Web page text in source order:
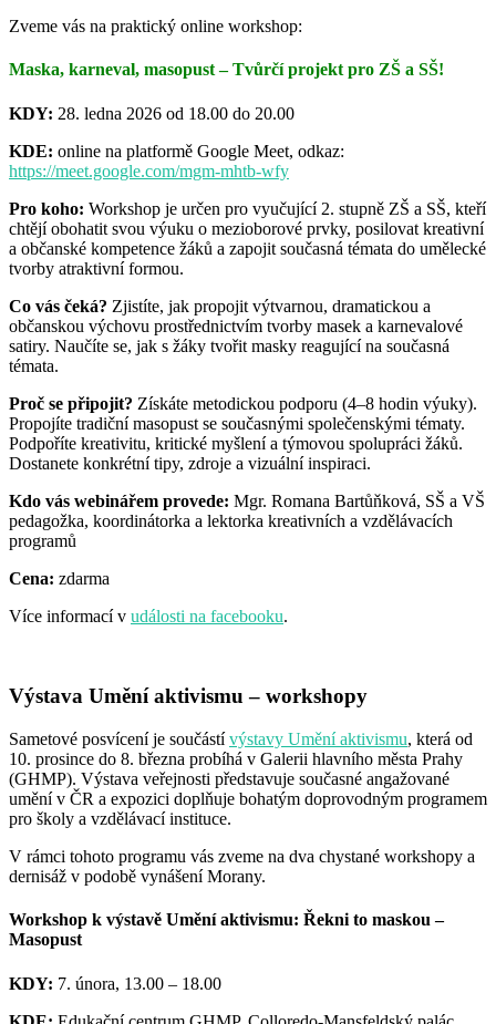
Zveme vás na praktický online workshop:
Maska, karneval, masopust – Tvůrčí projekt pro ZŠ a SŠ!
KDY: 28. ledna 2026 od 18.00 do 20.00
KDE: online na platformě Google Meet, odkaz:
https://meet.google.com/mgm-mhtb-wfy
Pro koho: Workshop je určen pro vyučující 2. stupně ZŠ a SŠ, kteří
chtějí obohatit svou výuku o mezioborové prvky, posilovat kreativní
a občanské kompetence žáků a zapojit současná témata do umělecké
tvorby atraktivní formou.
Co vás čeká? Zjistíte, jak propojit výtvarnou, dramatickou a
občanskou výchovu prostřednictvím tvorby masek a karnevalové
satiry. Naučíte se, jak s žáky tvořit masky reagující na současná
témata.
Proč se připojit? Získáte metodickou podporu (4–8 hodin výuky).
Propojíte tradiční masopust se současnými společenskými tématy.
Podpoříte kreativitu, kritické myšlení a týmovou spolupráci žáků.
Dostanete konkrétní tipy, zdroje a vizuální inspiraci.
Kdo vás webinářem provede: Mgr. Romana Bartůňková, SŠ a VŠ
pedagožka, koordinátorka a lektorka kreativních a vzdělávacích
programů
Cena: zdarma
Více informací v události na facebooku.
Výstava Umění aktivismu – workshopy
Sametové posvícení je součástívýstavy Umění aktivismu, která od
10. prosince do 8. března probíhá v Galerii hlavního města Prahy
(GHMP). Výstava veřejnosti představuje současné angažované
umění v ČR a expozici doplňuje bohatým doprovodným programem
pro školy a vzdělávací instituce.
V rámci tohoto programu vás zveme na dva chystané workshopy a
dernisáž v podobě vynášení Morany.
Workshop k výstavě Umění aktivismu: Řekni to maskou –
Masopust
KDY: 7. února, 13.00 – 18.00